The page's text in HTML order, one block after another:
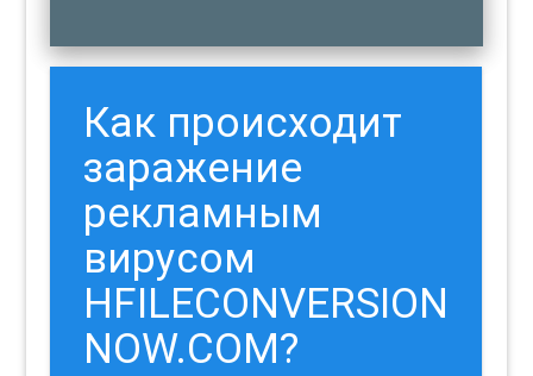
Как происходит
заражение
рекламным
вирусом
HFILECONVERSION
NOW.COM?